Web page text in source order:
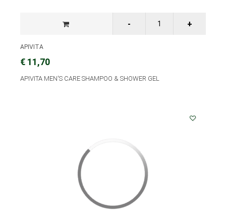
APIVITA
€ 11,70
APIVITA MEN'S CARE SHAMPOO & SHOWER GEL